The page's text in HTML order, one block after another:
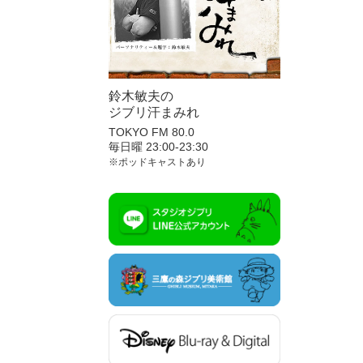
鈴木敏夫の
ジブリ汗まみれ
TOKYO FM 80.0
毎日曜 23:00-23:30
※ポッドキャストあり